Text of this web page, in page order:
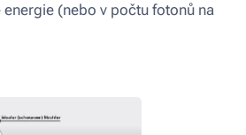
energie (nebo v počtu fotonů na